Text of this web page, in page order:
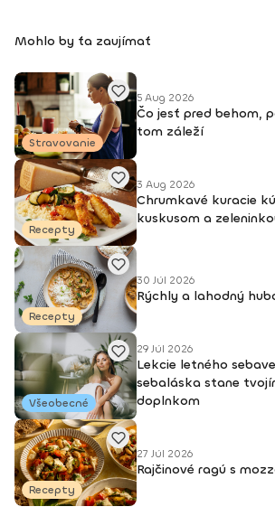
Mohlo by ťa zaujímať
Stravovanie
5 Aug 2026
Čo jesť pred behom,
tom záleží
Recepty
3 Aug 2026
Chrumkavé kuracie
kuskusom a
Recepty
30 Júl 2026
Rýchly a lahodný
Všeobecné
29 Júl 2026
Lekcie letného
sebaláska stane
doplnkom
Recepty
27 Júl 2026
Rajčinové ragú s